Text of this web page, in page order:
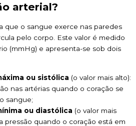
arterial?
que o sangue exerce nas paredes
pelo corpo. Este valor é medido
(mmHg) e apresenta-se sob dois
ou sistólica (o valor mais alto):
nas artérias quando o coração se
sangue;
ou diastólica (o valor mais
pressão quando o coração está em